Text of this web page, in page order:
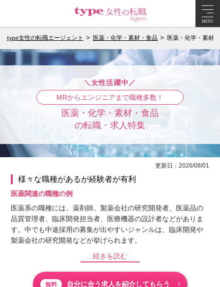
MENU
type女性の転職エージェント 医薬・化学・素材・食品 医薬・化学・素材
＼女性活躍中／
MRからエンジニアまで職種多数！
医薬・化学・素材・食品
の転職・求人特集
更新日：2026/08/01
様々な職種があるが経験者が有利
医薬関連の職種の例
医薬系の職種には、薬剤師、製薬会社の研究開発者、医薬品の
品質管理者、臨床開発担当者、医療機器の設計者などがありま
す。中でも中途採用の募集が出やすいジャンルは、臨床開発や
製薬会社の研究開発などが挙げられます。
続きを読む
無料 自分に合う求人を紹介してもらう